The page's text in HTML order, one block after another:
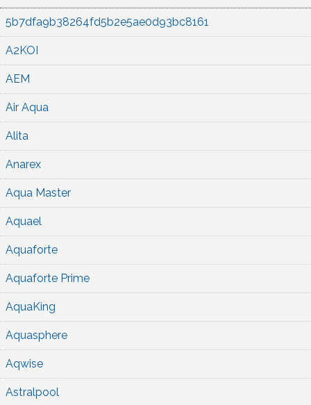
5b7dfa9b38264fd5b2e5ae0d93bc8161
A2KOI
AEM
Air Aqua
Alita
Anarex
Aqua Master
Aquael
Aquaforte
Aquaforte Prime
AquaKing
Aquasphere
Aqwise
Astralpool